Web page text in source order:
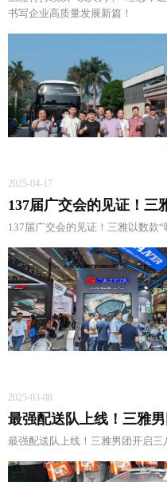
书写企业高质量发展新篇！
2025-04-17
137届广交会的见证！三雅以数款
2025-03-08
最强配送队上线！三雅
最强配送队上线！三雅男团开启三